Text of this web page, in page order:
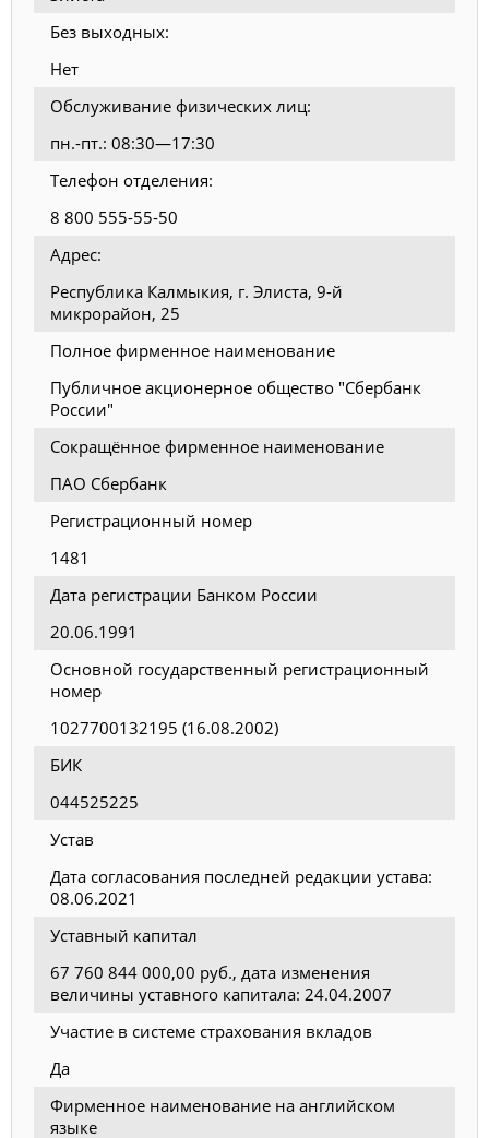
Без выходных:
Нет
Обслуживание физических лиц:
пн.-пт.: 08:30—17:30
Телефон отделения:
8 800 555-55-50
Адрес:
Республика Калмыкия, г. Элиста, 9-й
микрорайон, 25
Полное фирменное наименование
Публичное акционерное общество "Сбербанк
России"
Сокращённое фирменное наименование
ПАО Сбербанк
Регистрационный номер
1481
Дата регистрации Банком России
20.06.1991
Основной государственный регистрационный
номер
1027700132195 (16.08.2002)
БИК
044525225
Устав
Дата согласования последней редакции устава:
08.06.2021
Уставный капитал
67 760 844 000,00 руб., дата изменения
величины уставного капитала: 24.04.2007
Участие в системе страхования вкладов
Да
Фирменное наименование на английском
языке